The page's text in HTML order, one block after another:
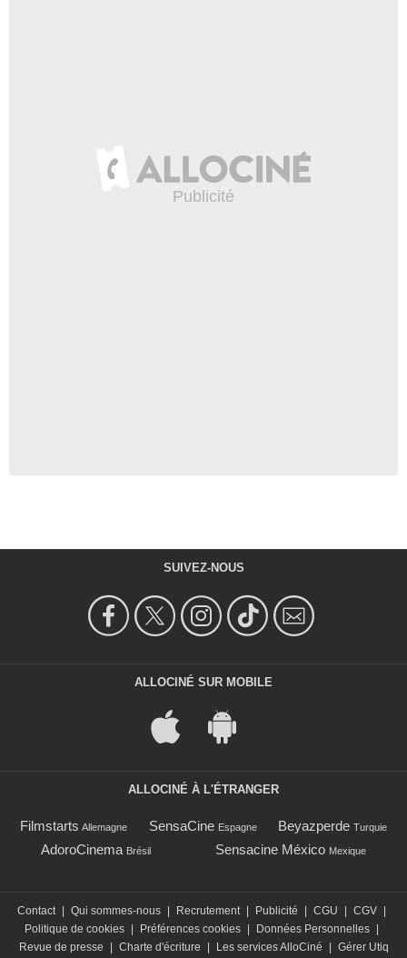
SUIVEZ-NOUS
ALLOCINÉ SUR MOBILE
ALLOCINÉ À L'ÉTRANGER
Filmstarts Allemagne SensaCine Espagne Beyazperde Turquie
AdoroCinema Brésil Sensacine México Mexique
Contact | Qui sommes-nous | Recrutement | Publicité | CGU | CGV |
Politique de cookies | Préférences cookies | Données Personnelles |
Revue de presse
| Charte d'écriture | Les services AlloCiné | Gérer Utiq